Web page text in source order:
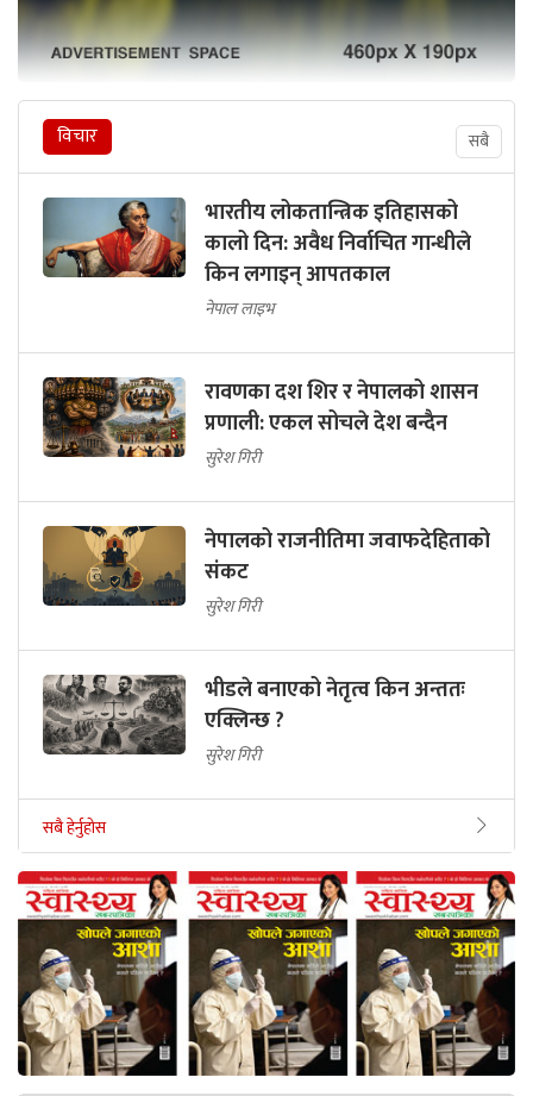
विचार सबै
भारतीय लोकतान्त्रिक इतिहासको
कालो दिन: अवैध निर्वाचित गान्धीले
किन लगाइन् आपतकाल
नेपाल लाइभ
रावणका दश शिर र नेपालको शासन
प्रणाली: एकल सोचले देश बन्दैन
सुरेश गिरी
नेपालको राजनीतिमा जवाफदेहिताको
संकट
सुरेश गिरी
भीडले बनाएको नेतृत्व किन अन्ततः
एक्लिन्छ ?
सुरेश गिरी
सबै हेर्नुहोस